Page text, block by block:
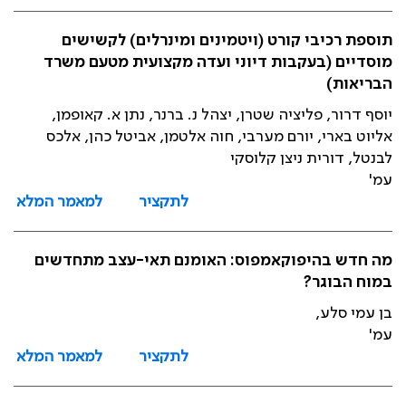
תוספת רכיבי קורט (ויטמינים ומינרלים) לקשישים
מוסדיים (בעקבות דיוני ועדה מקצועית מטעם משרד
הבריאות)
יוסף דרור, פליציה שטרן, יצהל נ. ברנר, נתן א. קאופמן,
אליוט בארי, יורם מערבי, חוה אלטמן, אביטל כהן, אלכס
לבנטל, דורית ניצן קלוסקי
עמ'
לתקציר
למאמר המלא
מה חדש בהיפוקאמפוס: האומנם תאי-עצב מתחדשים
במוח הבוגר?
בן עמי סלע,
עמ'
לתקציר
למאמר המלא